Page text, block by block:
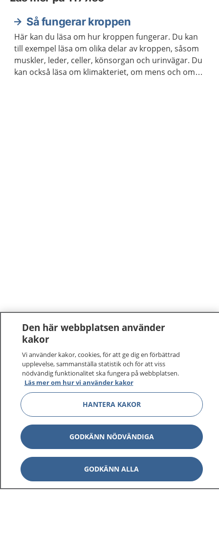
Så fungerar kroppen
Här kan du läsa om hur kroppen fungerar. Du kan
till exempel läsa om olika delar av kroppen, såsom
muskler, leder, celler, könsorgan och urinvägar. Du
kan också läsa om klimakteriet, om mens och om
1177 tryggt om din hälsa och vård
På 1177.se får du råd om hälsa och information om
sjukdomar och vilka mottagningar du kan kontakta.
Logga in för att läsa din journal och göra dina
vårdärenden. Ring telefonnummer 1177 för
sjukvårdsrådgivning dygnet runt.
Den här webbplatsen använder
kakor
Vi använder kakor, cookies, för att ge dig en förbättrad
upplevelse, sammanställa statistik och för att viss
nödvändig funktionalitet ska fungera på webbplatsen.
Läs mer om hur vi använder kakor
HANTERA KAKOR
GODKÄNN NÖDVÄNDIGA
GODKÄNN ALLA